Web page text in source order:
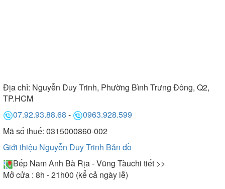
Địa chỉ: Nguyễn Duy Trinh, Phường Bình Trưng Đông, Q2,
TP.HCM
07.92.93.88.68 -
0963.928.599
Mã số thuế: 0315000860-002
Giới thiệu Nguyễn Duy Trinh Bản đồ
Bếp Nam Anh Bà Rịa - Vũng Tàuchi tiết >>
Mở cửa : 8h - 21h00 (kể cả ngày lễ)